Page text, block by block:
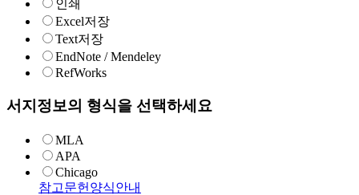
인쇄
Excel저장
Text저장
EndNote / Mendeley
RefWorks
서지정보의 형식을 선택하세요
MLA
APA
Chicago
참고문헌양식안내